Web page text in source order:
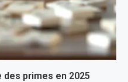
des primes en 2025